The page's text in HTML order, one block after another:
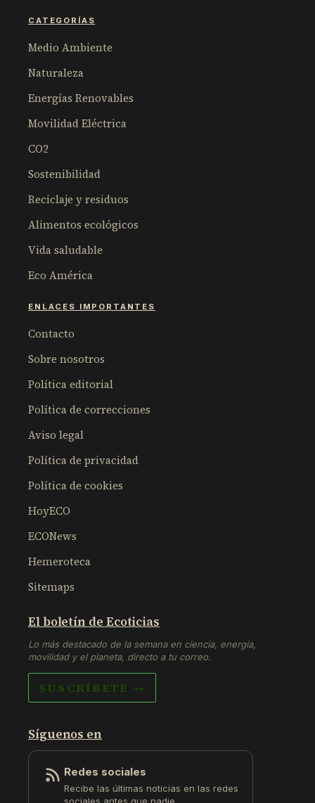
CATEGORÍAS
Medio Ambiente
Naturaleza
Energías Renovables
Movilidad Eléctrica
CO2
Sostenibilidad
Reciclaje y residuos
Alimentos ecológicos
Vida saludable
Eco América
ENLACES IMPORTANTES
Contacto
Sobre nosotros
Política editorial
Política de correcciones
Aviso legal
Política de privacidad
Política de cookies
HoyECO
ECONews
Hemeroteca
Sitemaps
El boletín de Ecoticias
Lo más destacado de la semana en ciencia, energía,
movilidad y el planeta, directo a tu correo.
SUSCRÍBETE →
Síguenos en
Redes sociales
Recibe las últimas noticias en las redes